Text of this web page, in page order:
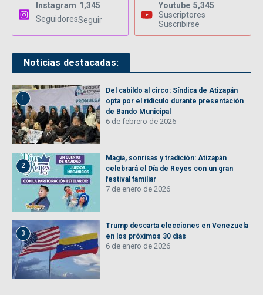
Instagram 1,345
SeguidoresSeguir
Youtube 5,345
Suscriptores
Suscribirse
Noticias destacadas:
1
Del cabildo al circo: Síndica de Atizapán
opta por el ridículo durante presentación
de Bando Municipal
6 de febrero de 2026
2
Magia, sonrisas y tradición: Atizapán
celebrará el Día de Reyes con un gran
festival familiar
7 de enero de 2026
3
Trump descarta elecciones en Venezuela
en los próximos 30 días
6 de enero de 2026